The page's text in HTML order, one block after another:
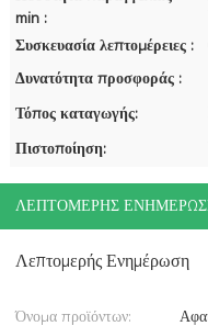
min :
Συσκευασία λεπτομέρειες :
Δυνατότητα προσφοράς :
Τόπος καταγωγής:
Πιστοποίηση:
ΛΕΠΤΟΜΕΡΉΣ
Λεπτομερής Ενημέρωση
Όνομα προϊόντων: